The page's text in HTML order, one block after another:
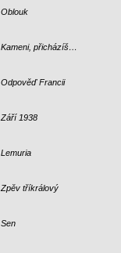
Oblouk
Kameni, přicházíš…
Odpověď Francii
Září 1938
Lemuria
Zpěv tříkrálový
Sen